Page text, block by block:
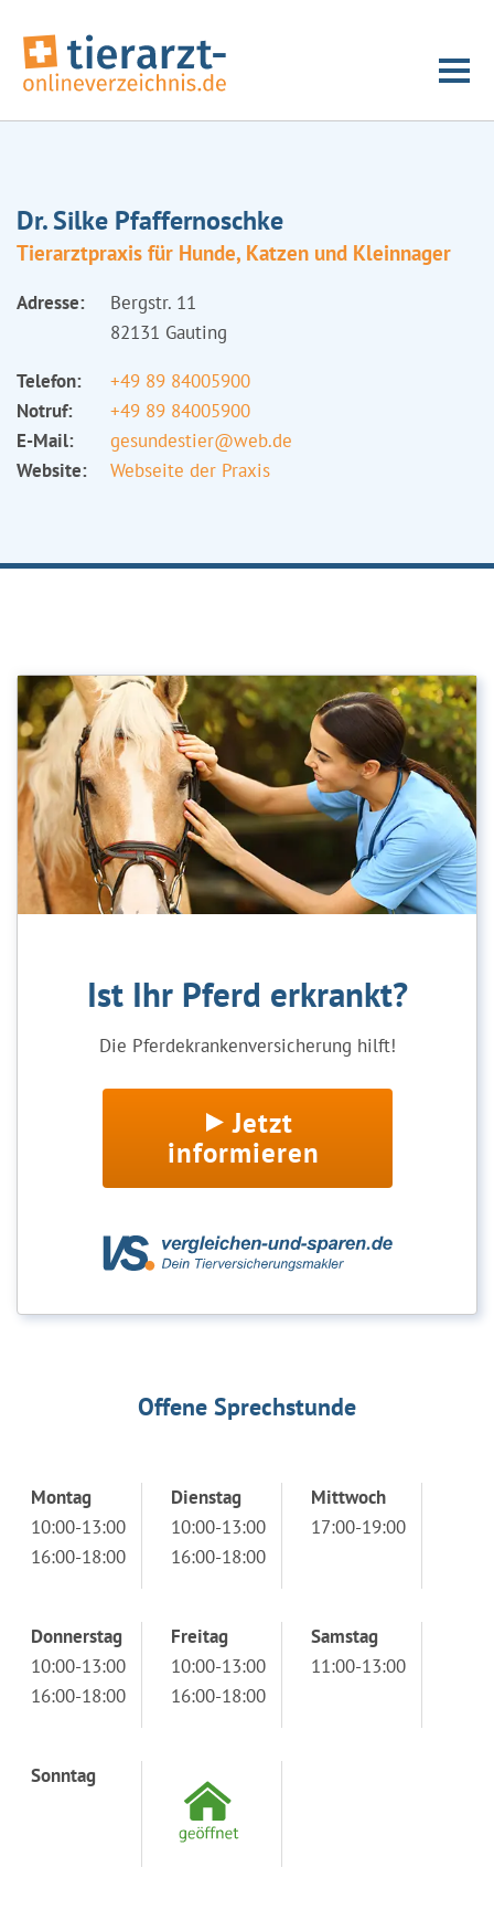
Dr. Silke Pfaffernoschke
Tierarztpraxis für Hunde, Katzen und Kleinnager
Adresse:
Bergstr. 11
82131 Gauting
Telefon:
+49 89 84005900
Notruf:
+49 89 84005900
E-Mail:
gesundestier@web.de
Website:
Webseite der Praxis
Ist Ihr Pferd erkrankt?
Die Pferdekrankenversicherung hilft!
Jetzt
informieren
Offene Sprechstunde
Montag
10:00-13:00
16:00-18:00
Dienstag
10:00-13:00
16:00-18:00
Mittwoch
17:00-19:00
Donnerstag
10:00-13:00
16:00-18:00
Freitag
10:00-13:00
16:00-18:00
Samstag
11:00-13:00
Sonntag